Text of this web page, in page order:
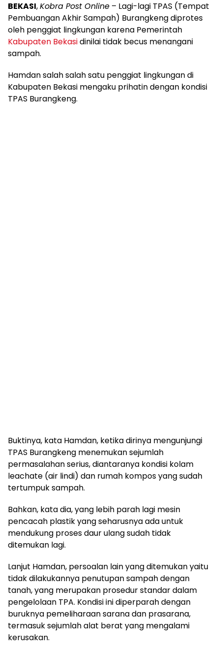
BEKASI,Kobra Post Online – Lagi-lagi TPAS (Tempat
Pembuangan Akhir Sampah) Burangkeng diprotes
oleh penggiat lingkungan karena Pemerintah
Kabupaten Bekasidinilai tidak becus menangani
sampah.
Hamdan salah salah satu penggiat lingkungan di
Kabupaten Bekasi mengaku prihatin dengan kondisi
TPAS Burangkeng.
Buktinya, kata Hamdan, ketika dirinya mengunjungi
TPAS Burangkeng menemukan sejumlah
permasalahan serius, diantaranya kondisi kolam
leachate (air lindi) dan rumah kompos yang sudah
tertumpuk sampah.
Bahkan, kata dia, yang lebih parah lagi mesin
pencacah plastik yang seharusnya ada untuk
mendukung proses daur ulang sudah tidak
ditemukan lagi.
Lanjut Hamdan, persoalan lain yang ditemukan yaitu
tidak dilakukannya penutupan sampah dengan
tanah, yang merupakan prosedur standar dalam
pengelolaan TPA. Kondisi ini diperparah dengan
buruknya pemeliharaan sarana dan prasarana,
termasuk sejumlah alat berat yang mengalami
kerusakan.